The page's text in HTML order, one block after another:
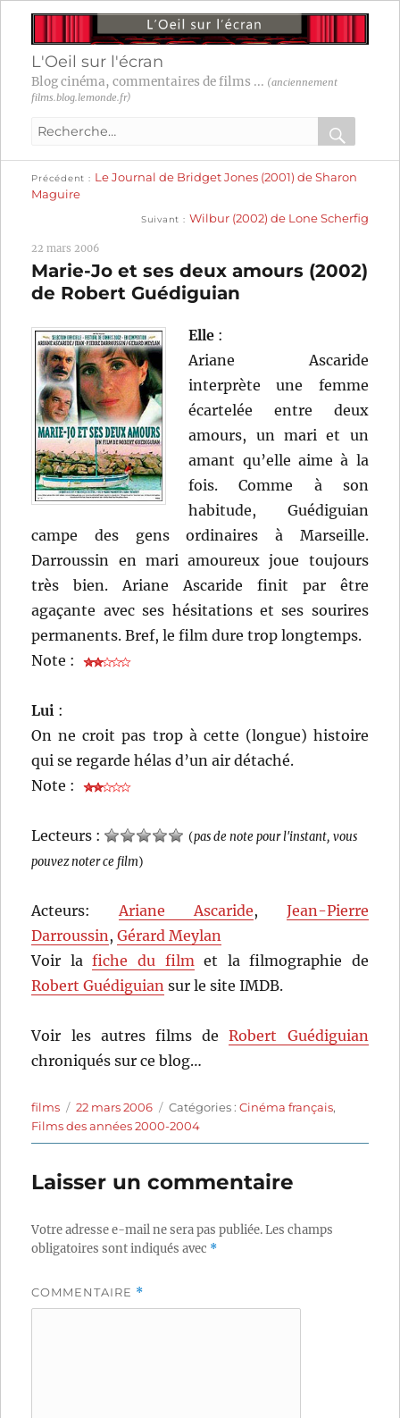
L'Oeil sur l'écran
Blog cinéma, commentaires de films ... (anciennement
films.blog.lemonde.fr)
Recherche
:
OK
Navigation
l’article
Précédent
précédente :
Le Journal de Bridget Jones (2001) de Sharon
Maguire
Suivant
suivante :
Wilbur (2002) de Lone Scherfig
22 mars 2006
Marie-Jo et ses deux amours (2002)
de Robert Guédiguian
Elle :
Ariane Ascaride
interprète une femme
écartelée entre deux
amours, un mari et un
amant qu’elle aime à la
fois. Comme à son
habitude, Guédiguian
campe des gens ordinaires à Marseille.
Darroussin en mari amoureux joue toujours
très bien. Ariane Ascaride finit par être
agaçante avec ses hésitations et ses sourires
permanents. Bref, le film dure trop longtemps.
Note :
Lui :
On ne croit pas trop à cette (longue) histoire
qui se regarde hélas d’un air détaché.
Note :
Lecteurs : (pas de note pour l'instant, vous
pouvez noter ce film)
Acteurs:Ariane Ascaride, Jean-Pierre
Darroussin,Gérard Meylan
Voir lafiche du filmet la filmographie de
Robert Guédiguian sur le site IMDB.
Voir les autres films deRobert Guédiguian
chroniqués sur ce blog…
Auteur
films
Publié
le
22 mars 2006 Catégories
Catégories :Cinéma français,
Films des années 2000-2004
Laisser un commentaire
Votre adresse e-mail ne sera pas publiée.Les champs
obligatoires sont indiqués avec *
COMMENTAIRE *